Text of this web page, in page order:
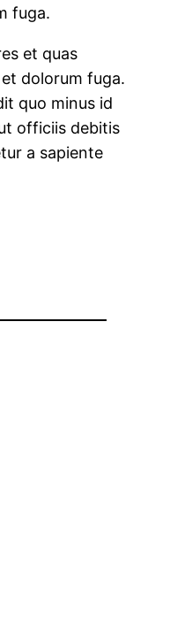
fuga.
et quas
dolorum fuga.
quo minus id
officiis debitis
a sapiente